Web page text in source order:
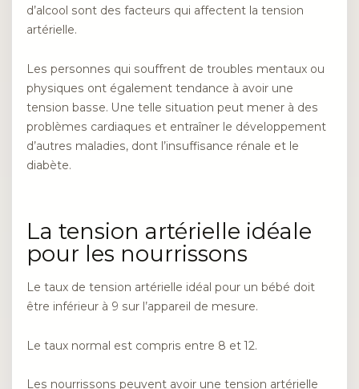
d’alcool sont des facteurs qui affectent la tension
artérielle.
Les personnes qui souffrent de troubles mentaux ou
physiques ont également tendance à avoir une
tension basse. Une telle situation peut mener à des
problèmes cardiaques et entraîner le développement
d’autres maladies, dont l’insuffisance rénale et le
diabète.
La tension artérielle idéale
pour les nourrissons
Le taux de tension artérielle idéal pour un bébé doit
être inférieur à 9 sur l’appareil de mesure.
Le taux normal est compris entre 8 et 12.
Les nourrissons peuvent avoir une tension artérielle